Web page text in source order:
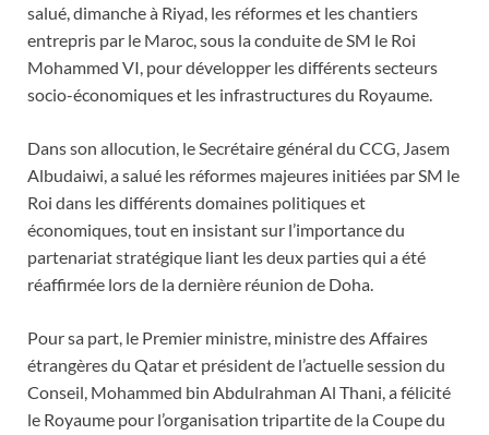
salué, dimanche à Riyad, les réformes et les chantiers
entrepris par le Maroc, sous la conduite de SM le Roi
Mohammed VI, pour développer les différents secteurs
socio-économiques et les infrastructures du Royaume.
Dans son allocution, le Secrétaire général du CCG, Jasem
Albudaiwi, a salué les réformes majeures initiées par SM le
Roi dans les différents domaines politiques et
économiques, tout en insistant sur l’importance du
partenariat stratégique liant les deux parties qui a été
réaffirmée lors de la dernière réunion de Doha.
Pour sa part, le Premier ministre, ministre des Affaires
étrangères du Qatar et président de l’actuelle session du
Conseil, Mohammed bin Abdulrahman Al Thani, a félicité
le Royaume pour l’organisation tripartite de la Coupe du